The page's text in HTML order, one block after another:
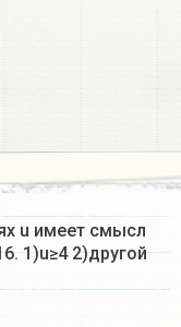
u имеет смысл
1)u≥4 2)другой